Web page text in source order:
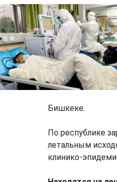
Бишкеке.
По республике
летальным
клинико-